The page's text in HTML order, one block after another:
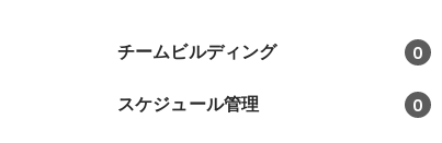
チームビルディング 0
スケジュール管理 0